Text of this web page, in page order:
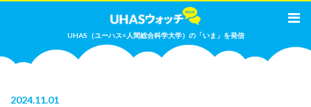
UHAS（ユーハス=人間総合科学大学）の「いま」を発信
2024.11.01